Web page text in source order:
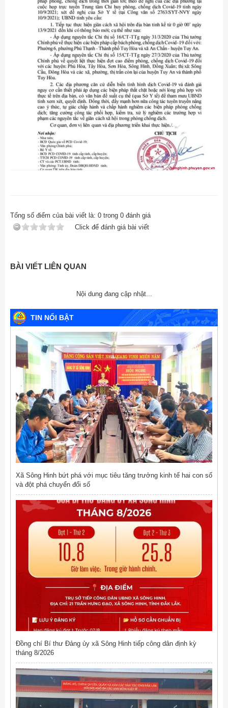
Tổng số điểm của bài viết là: 0 trong 0 đánh giá
Click để đánh giá bài viết
BÀI VIẾT LIÊN QUAN
Nội dung đang cập nhật...
TIN NỔI BẬT
Xã Sông Hinh bứt phá với mục tiêu tăng trưởng kinh tế hai con số
và đột phá chuyển đổi số
Đồng chí Bí thư Đảng ủy xã Sông Hinh tiếp công dân định kỳ
tháng 8/2026